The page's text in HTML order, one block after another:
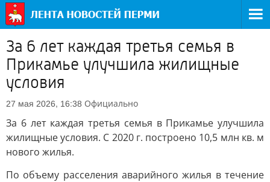
За 6 лет каждая третья семья в
Прикамье улучшила жилищные
условия
27 мая 2026, 16:38 Официально
За 6 лет каждая третья семья в Прикамье улучшила
жилищные условия. С 2020 г. построено 10,5 млн кв. м
нового жилья.
По объему расселения аварийного жилья в течение